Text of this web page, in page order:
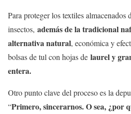
Para proteger los textiles almacenados
insectos, además de la tradicional
alternativa natural, económica y
bolsas de tul con hojas de laurel y
entera.
Otro punto clave del proceso es la
“Primero, sincerarnos. O sea, ¿por